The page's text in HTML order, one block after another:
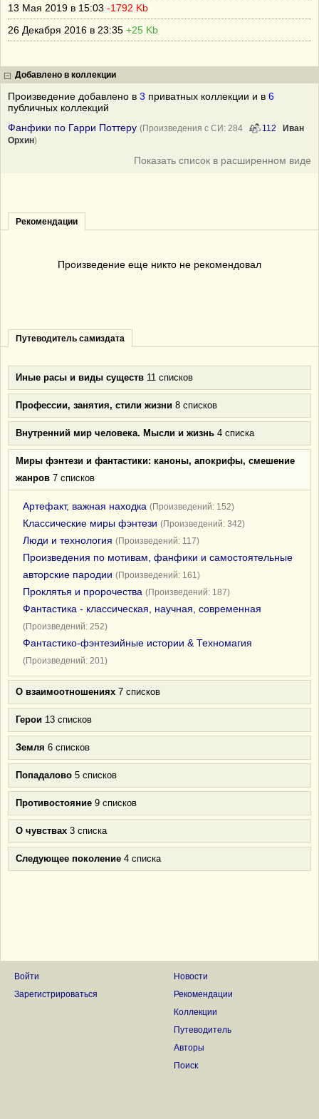
13 Мая 2019 в 15:03 -1792 Kb
26 Декабря 2016 в 23:35 +25 Kb
Добавлено в коллекции
Произведение добавлено в 3 приватных коллекции и в 6
публичных коллекций
Фанфики по Гарри Поттеру (Произведения с СИ: 284 112
Иван
Орхин)
Показать список в расширенном виде
Рекомендации
Произведение еще никто не рекомендовал
Путеводитель самиздата
Иные расы и виды существ 11 списков
Профессии, занятия, стили жизни 8 списков
Внутренний мир человека. Мысли и жизнь 4 списка
Миры фэнтези и фантастики: каноны, апокрифы, смешение
жанров 7 списков
Артефакт, важная находка (Произведений: 152)
Классические миры фэнтези (Произведений: 342)
Люди и технология (Произведений: 117)
Произведения по мотивам, фанфики и самостоятельные
авторские пародии (Произведений: 161)
Проклятья и пророчества (Произведений: 187)
Фантастика - классическая, научная, современная
(Произведений: 252)
Фантастико-фэнтезийные истории & Техномагия
(Произведений: 201)
О взаимоотношениях 7 списков
Герои 13 списков
Земля 6 списков
Попадалово 5 списков
Противостояние 9 списков
О чувствах 3 списка
Следующее поколение 4 списка
Войти
Зарегистрироваться
Новости
Рекомендации
Коллекции
Путеводитель
Авторы
Поиск